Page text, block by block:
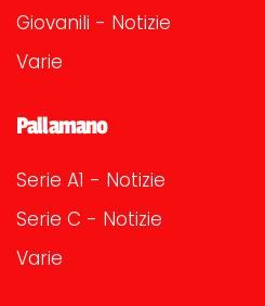
Giovanili - Notizie
Varie
Pallamano
Serie A1 - Notizie
Serie C - Notizie
Varie